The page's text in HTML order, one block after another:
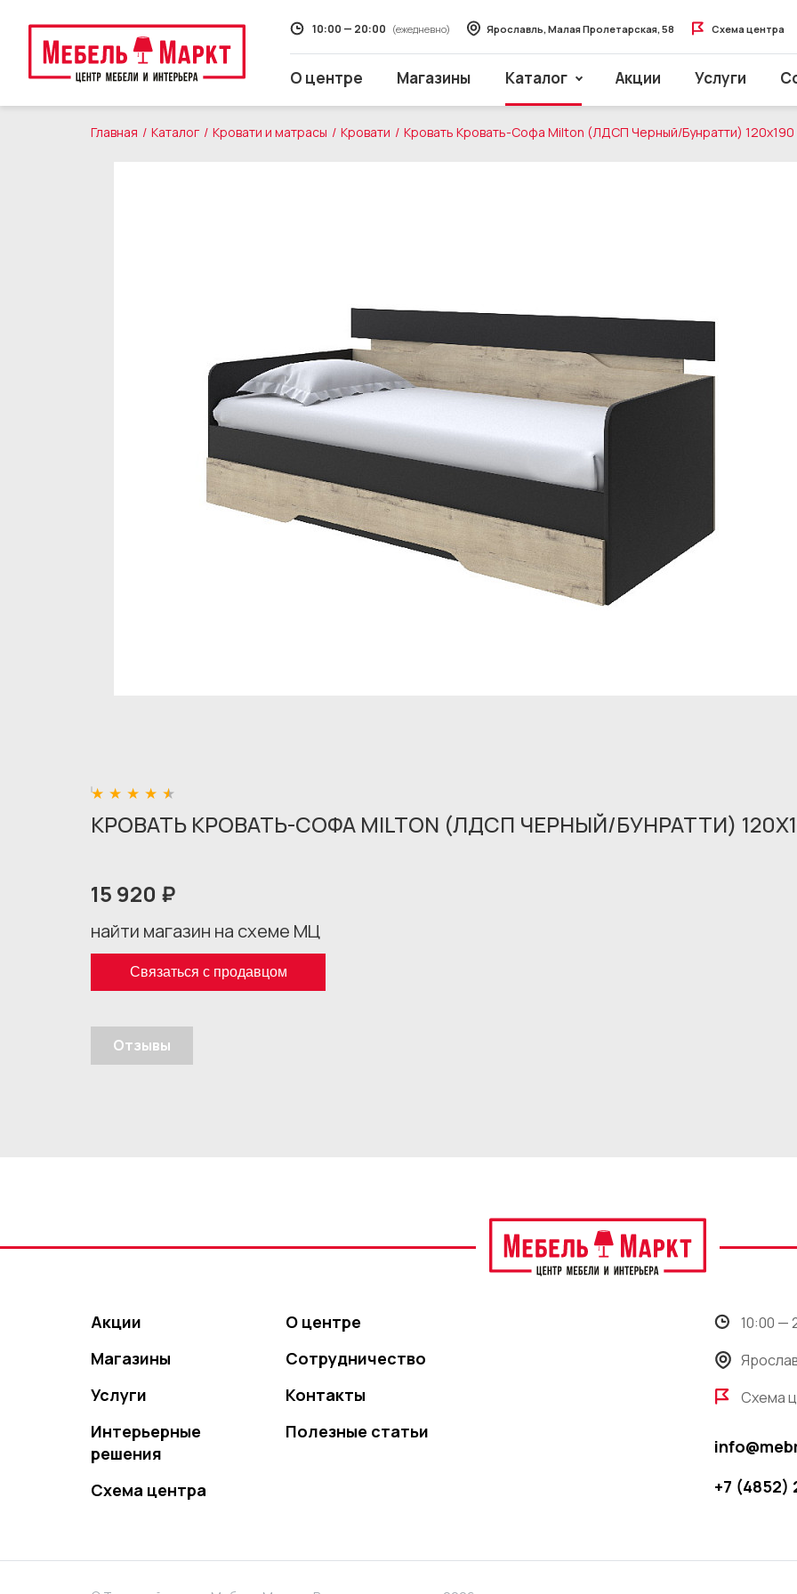
О центре Магазины
Стеллажи и полки
Товары для дома
Каталог Акции Услуги
10:00 — 20:00 (ежедневно) Ярославль, Малая Пролетарская, 58 Схема центра
Главная Каталог Кровати и матрасы Кровати Кровать Кровать-Софа Milton (ЛДСП Черный/Бунратти) 120x190
КРОВАТЬ КРОВАТЬ-СОФА MILTON (ЛДСП ЧЕРНЫЙ/БУНРАТТИ)
15 920 ₽
найти магазин на схеме МЦ
Связаться с продавцом
Отзывы
Акции
Магазины
Услуги
Интерьерные
решения
Схема центра
О центре
Сотрудничество
Контакты
Полезные статьи
10:00 —
Схема
+7 (4852)